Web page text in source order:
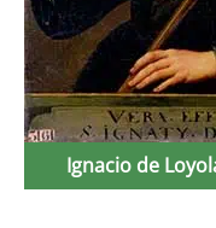
Ignacio de